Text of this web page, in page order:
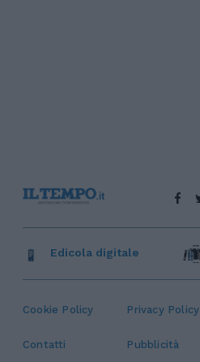
Cookie Policy Privacy Policy
Contatti Pubblicità
Edicola digitale